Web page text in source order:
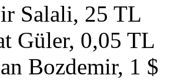
Salali, 25 TL
Güler, 0,05 TL
Bozdemir, 1 $